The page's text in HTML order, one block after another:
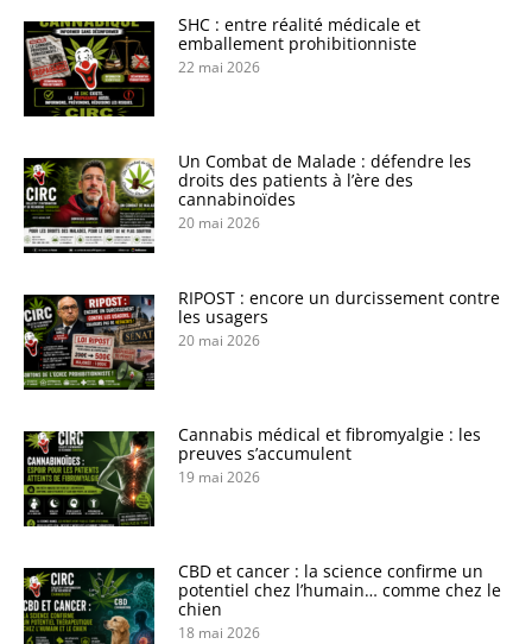
SHC : entre réalité médicale et
emballement prohibitionniste
22 mai 2026
Un Combat de Malade : défendre les
droits des patients à l’ère des
cannabinoïdes
20 mai 2026
RIPOST : encore un durcissement contre
les usagers
20 mai 2026
Cannabis médical et fibromyalgie : les
preuves s’accumulent
19 mai 2026
CBD et cancer : la science confirme un
potentiel chez l’humain… comme chez le
chien
18 mai 2026